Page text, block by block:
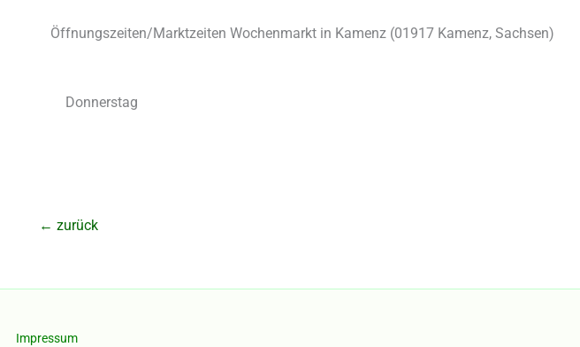
Öffnungszeiten/Marktzeiten Wochenmarkt in Kamenz (01917 Kamenz, Sachsen)
Donnerstag
← zurück
Impressum